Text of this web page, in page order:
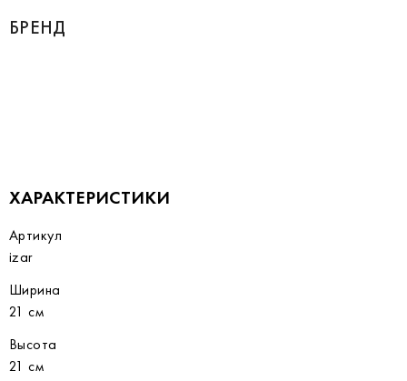
БРЕНД
ХАРАКТЕРИСТИКИ
Артикул
izar
Ширина
21 см
Высота
21 см